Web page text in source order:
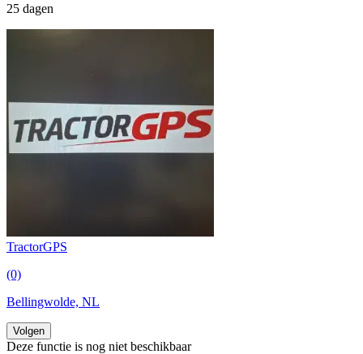
25 dagen
TractorGPS
(0)
Bellingwolde, NL
Volgen
Deze functie is nog niet beschikbaar